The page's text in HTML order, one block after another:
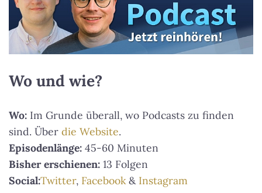
Wo und wie?
Wo: Im Grunde überall, wo Podcasts zu finden
sind. Über die Website.
Episodenlänge: 45-60 Minuten
Bisher erschienen: 13 Folgen
Social:Twitter, Facebook& Instagram